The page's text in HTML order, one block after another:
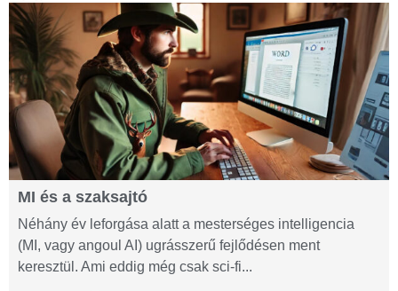
MI és a szaksajtó
Néhány év leforgása alatt a mesterséges intelligencia
(MI, vagy angoul AI) ugrásszerű fejlődésen ment
keresztül. Ami eddig még csak sci-fi...